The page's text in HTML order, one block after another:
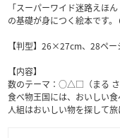
「スーパーワイド迷路えほ
の基礎が身につく絵本です
【判型】26×27cm、28ペ
【内容】
数のテーマ：○△□（まる さ
食べ物王国には、おいしい
人組はおいしい物を探して旅